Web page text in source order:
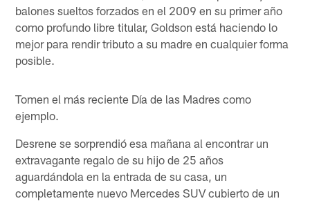
balones sueltos forzados en el 2009 en su primer año
como profundo libre titular, Goldson está haciendo lo
mejor para rendir tributo a su madre en cualquier forma
posible.
Tomen el más reciente Día de las Madres como
ejemplo.
Desrene se sorprendió esa mañana al encontrar un
extravagante regalo de su hijo de 25 años
aguardándola en la entrada de su casa, un
completamente nuevo Mercedes SUV cubierto de un